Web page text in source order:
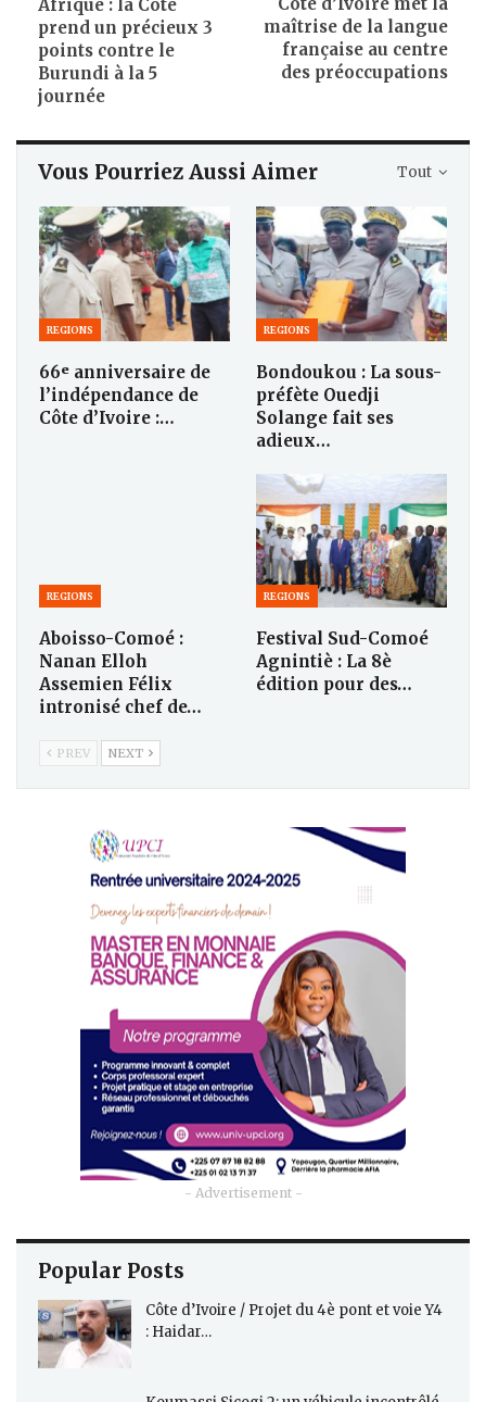
Afrique : la Côte
prend un précieux 3
points contre le
Burundi à la 5
journée
Côte d’Ivoire met la
maîtrise de la langue
française au centre
des préoccupations
Tout
Vous Pourriez Aussi Aimer
REGIONS
66ᵉ anniversaire de
l’indépendance de
Côte d’Ivoire :…
REGIONS
Bondoukou : La sous-
préfète Ouedji
Solange fait ses
adieux…
REGIONS
Aboisso-Comoé :
Nanan Elloh
Assemien Félix
intronisé chef de…
REGIONS
Festival Sud-Comoé
Agnintiè : La 8è
édition pour des…
PREV NEXT
- Advertisement -
Popular Posts
Côte d’Ivoire / Projet du 4è pont et voie Y4
: Haidar…